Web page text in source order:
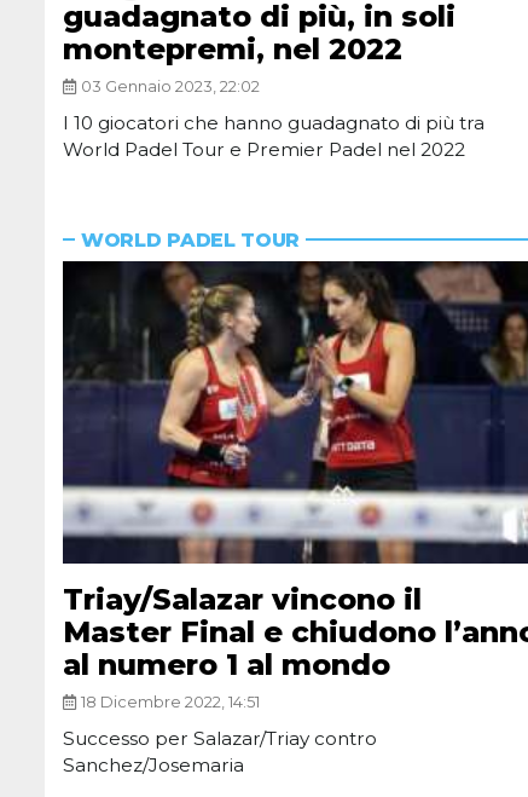
guadagnato di più, in soli
montepremi, nel 2022
03 Gennaio 2023, 22:02
I 10 giocatori che hanno guadagnato di più tra
World Padel Tour e Premier Padel nel 2022
WORLD PADEL TOUR
Triay/Salazar vincono il
Master Final e chiudono
al numero 1 al mondo
18 Dicembre 2022, 14:51
Successo per Salazar/Triay contro
Sanchez/Josemaria